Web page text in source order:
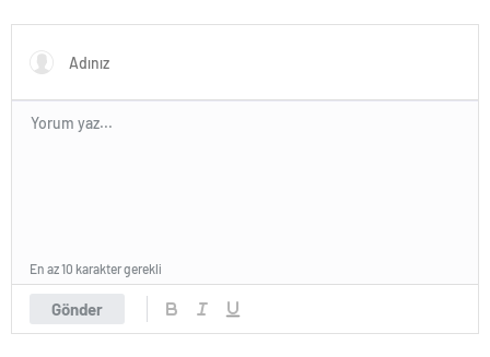
Kullanıyor, 2025’te
Saldırılarda DDoS Öne
Çıkıyor- Haber Şafak
Gönder
En az 10 karakter gerekli